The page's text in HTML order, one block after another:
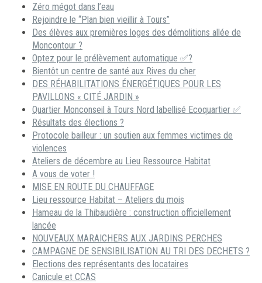
Zéro mégot dans l’eau
Rejoindre le “Plan bien vieillir à Tours”
Des élèves aux premières loges des démolitions allée de
Moncontour ?
Optez pour le prélèvement automatique ✅?
Bientôt un centre de santé aux Rives du cher
DES RÉHABILITATIONS ÉNERGÉTIQUES POUR LES
PAVILLONS « CITÉ JARDIN »
Quartier Monconseil à Tours Nord labellisé Ecoquartier ✅
Résultats des élections ?
Protocole bailleur : un soutien aux femmes victimes de
violences
Ateliers de décembre au Lieu Ressource Habitat
A vous de voter !
MISE EN ROUTE DU CHAUFFAGE
Lieu ressource Habitat – Ateliers du mois
Hameau de la Thibaudière : construction officiellement
lancée
NOUVEAUX MARAICHERS AUX JARDINS PERCHES
CAMPAGNE DE SENSIBILISATION AU TRI DES DECHETS ?
Elections des représentants des locataires
Canicule et CCAS